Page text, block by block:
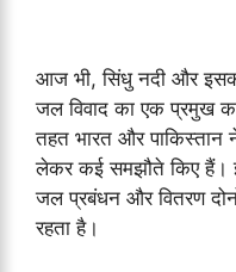
आज भी, सिंधु नदी और
जल विवाद का एक प्रमुख
तहत भारत और
लेकर कई समझौते किए हैं।
जल प्रबंधन और वितरण
रहता है।